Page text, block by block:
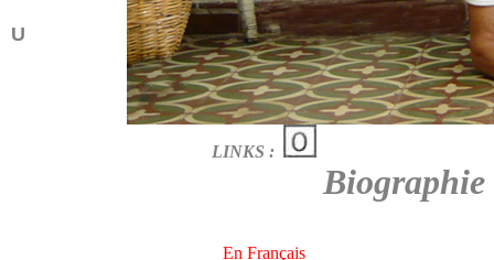
U
LINKS :
Biographie
En Français